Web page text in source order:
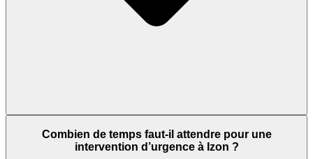
Combien de temps faut-il attendre pour une
intervention d’urgence à Izon ?